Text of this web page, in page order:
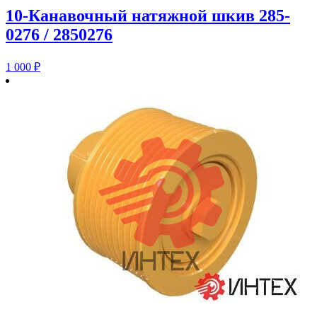
10-Канавочный натяжной шкив 285-
0276 / 2850276
1 000 ₽